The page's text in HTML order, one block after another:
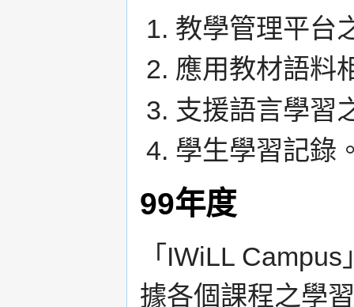
教學管理平台
應用教材語料
支援語言學習
學生學習記錄
99年度
「IWiLL
據各個課程之學